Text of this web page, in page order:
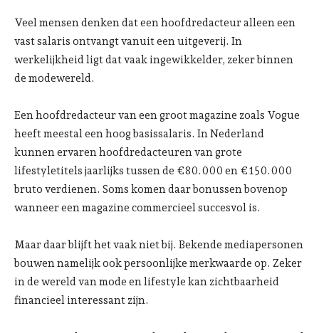
Veel mensen denken dat een hoofdredacteur alleen een
vast salaris ontvangt vanuit een uitgeverij. In
werkelijkheid ligt dat vaak ingewikkelder, zeker binnen
de modewereld.
Een hoofdredacteur van een groot magazine zoals Vogue
heeft meestal een hoog basissalaris. In Nederland
kunnen ervaren hoofdredacteuren van grote
lifestyletitels jaarlijks tussen de €80.000 en €150.000
bruto verdienen. Soms komen daar bonussen bovenop
wanneer een magazine commercieel succesvol is.
Maar daar blijft het vaak niet bij. Bekende mediapersonen
bouwen namelijk ook persoonlijke merkwaarde op. Zeker
in de wereld van mode en lifestyle kan zichtbaarheid
financieel interessant zijn.